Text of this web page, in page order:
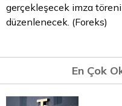
gerçekleşecek imza
düzenlenecek. (Foreks)
En Çok